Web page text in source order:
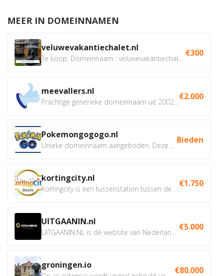
MEER IN DOMEINNAMEN
veluwevakantiechalet.nl €300
meevallers.nl €2.000
Pokemongogogo.nl Bieden
kortingcity.nl €1.750
UITGAANIN.nl €5.000
groningen.io €80.000